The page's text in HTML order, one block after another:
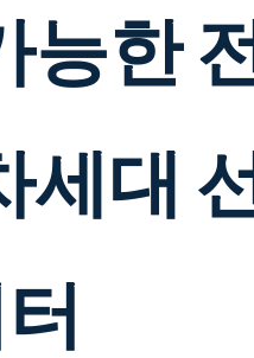
능한
세대